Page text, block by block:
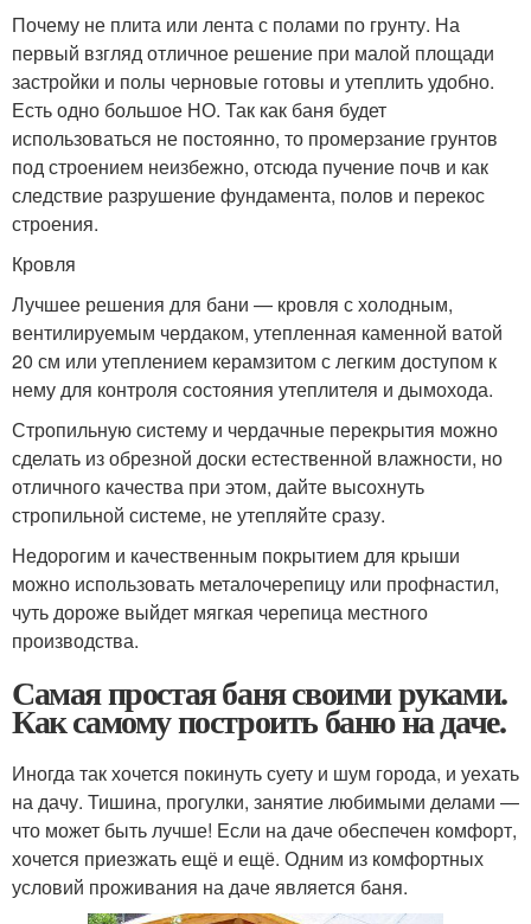
Почему не плита или лента с полами по грунту. На
первый взгляд отличное решение при малой площади
застройки и полы черновые готовы и утеплить удобно.
Есть одно большое НО. Так как баня будет
использоваться не постоянно, то промерзание грунтов
под строением неизбежно, отсюда пучение почв и как
следствие разрушение фундамента, полов и перекос
строения.
Кровля
Лучшее решения для бани — кровля с холодным,
вентилируемым чердаком, утепленная каменной ватой
20 см или утеплением керамзитом с легким доступом к
нему для контроля состояния утеплителя и дымохода.
Стропильную систему и чердачные перекрытия можно
сделать из обрезной доски естественной влажности, но
отличного качества при этом, дайте высохнуть
стропильной системе, не утепляйте сразу.
Недорогим и качественным покрытием для крыши
можно использовать металочерепицу или профнастил,
чуть дороже выйдет мягкая черепица местного
производства.
Самая простая баня своими руками.
Как самому построить баню на даче.
Иногда так хочется покинуть суету и шум города, и уехать
на дачу. Тишина, прогулки, занятие любимыми делами —
что может быть лучше! Если на даче обеспечен комфорт,
хочется приезжать ещё и ещё. Одним из комфортных
условий проживания на даче является баня.